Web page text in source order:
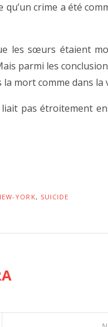
qu’un crime a été
les sœurs étaient
parmi les
mort comme dans la
pas étroitement
YORK, SUICIDE